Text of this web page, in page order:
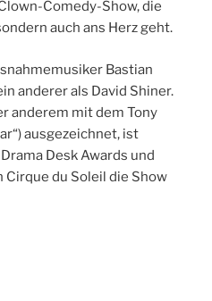
Comedy-Show, die
auch ans Herz geht.
Bastian
anderer als David Shiner.
anderem mit dem Tony
ausgezeichnet, ist
Desk Awards und
du Soleil die Show